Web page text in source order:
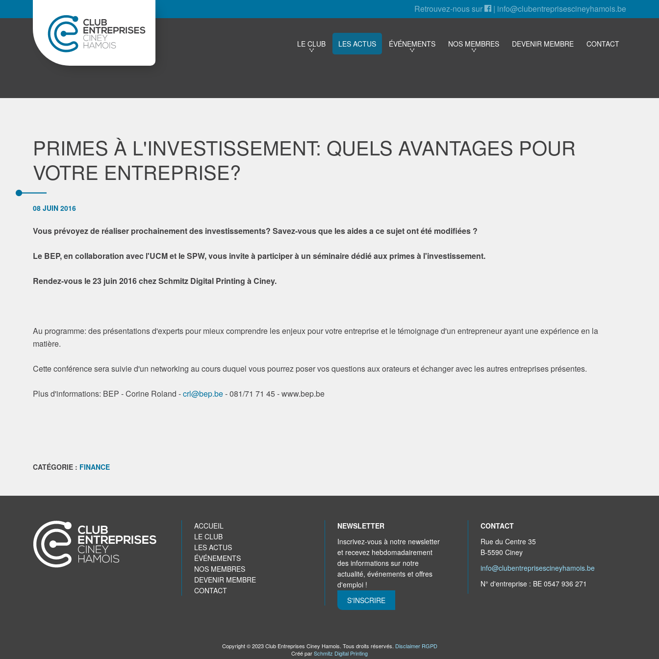
Retrouvez-nous sur | info@clubentreprisescineyhamois.be
LE CLUB LES ACTUS ÉVÉNEMENTS NOS MEMBRES DEVENIR MEMBRE CONTACT
PRIMES À L'INVESTISSEMENT: QUELS AVANTAGES POUR
VOTRE ENTREPRISE?
08 JUIN 2016
Vous prévoyez de réaliser prochainement des investissements? Savez-vous que les aides a ce sujet ont été modifiées ?
Le BEP, en collaboration avec l'UCM et le SPW, vous invite à participer à un séminaire dédié aux primes à l'investissement.
Rendez-vous le 23 juin 2016 chez Schmitz Digital Printing à Ciney.
Au programme: des présentations d'experts pour mieux comprendre les enjeux pour votre entreprise et le témoignage d'un entrepreneur ayant une expérience en la
matière.
Cette conférence sera suivie d'un networking au cours duquel vous pourrez poser vos questions aux orateurs et échanger avec les autres entreprises présentes.
Plus d'informations: BEP - Corine Roland -crl@bep.be- 081/71 71 45 - www.bep.be
CATÉGORIE : FINANCE
ACCUEIL
LE CLUB
LES ACTUS
ÉVÉNEMENTS
NOS MEMBRES
DEVENIR MEMBRE
CONTACT
NEWSLETTER
Inscrivez-vous à notre newsletter
et recevez hebdomadairement
des informations sur notre
actualité, événements et offres
d'emploi !
S'INSCRIRE
CONTACT
Rue du Centre 35
B-5590 Ciney
info@clubentreprisescineyhamois.be
N° d'entreprise : BE 0547 936 271
Copyright © 2023 Club Entreprises Ciney Hamois. Tous droits réservés. Disclaimer RGPD
Créé parSchmitz Digital Printing